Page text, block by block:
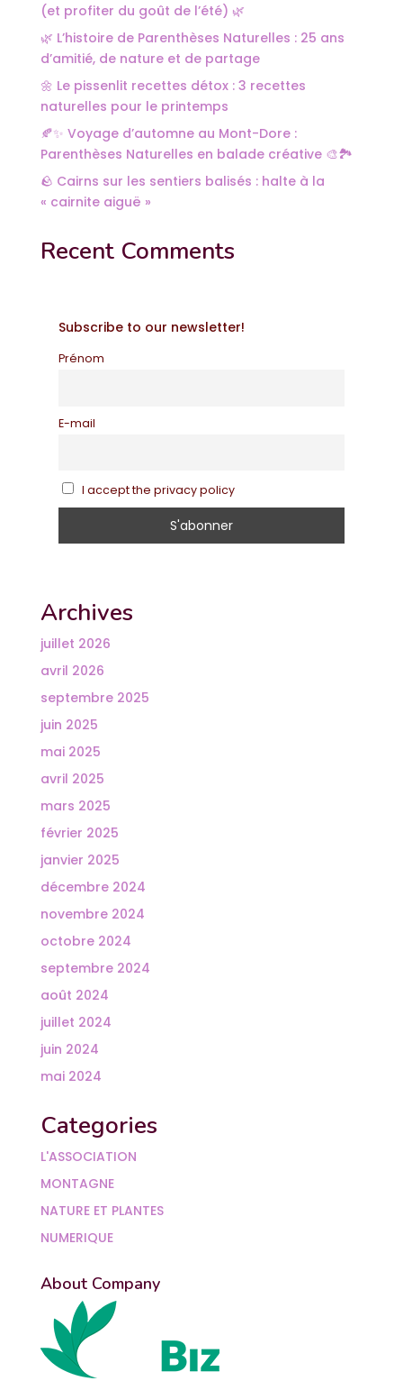
(et profiter du goût de l’été) 🌿
🌿 L’histoire de Parenthèses Naturelles : 25 ans
d’amitié, de nature et de partage
🌼 Le pissenlit recettes détox : 3 recettes
naturelles pour le printemps
🍂✨ Voyage d’automne au Mont-Dore :
Parenthèses Naturelles en balade créative 🎨🏞️
🪨 Cairns sur les sentiers balisés : halte à la
« cairnite aiguë »
Recent Comments
Subscribe to our newsletter!
Prénom
E-mail
I accept the privacy policy
Archives
juillet 2026
avril 2026
septembre 2025
juin 2025
mai 2025
avril 2025
mars 2025
février 2025
janvier 2025
décembre 2024
novembre 2024
octobre 2024
septembre 2024
août 2024
juillet 2024
juin 2024
mai 2024
Categories
L'ASSOCIATION
MONTAGNE
NATURE ET PLANTES
NUMERIQUE
About Company